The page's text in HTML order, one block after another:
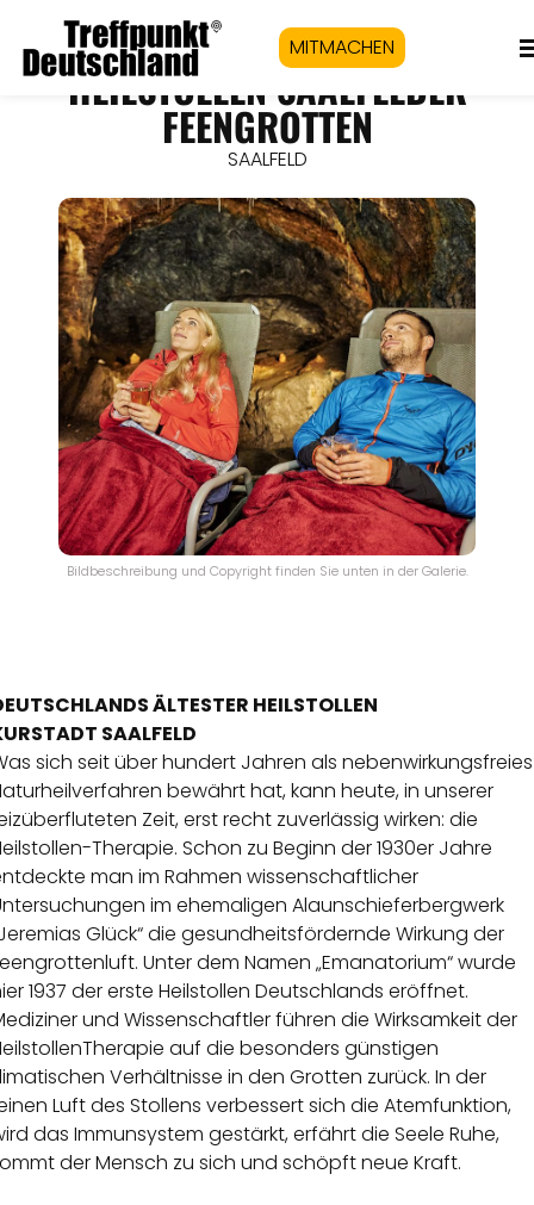
MITMACHEN
HEILSTOLLEN SAALFELDER
FEENGROTTEN
SAALFELD
Bildbeschreibung und Copyright finden Sie unten in der Galerie.
ÄLTESTER HEILSTOLLEN
SAALFELD
sich seit über hundert Jahren als nebenwirkungsfreies
bewährt hat, kann heute, in unserer
Zeit, erst recht zuverlässig wirken: die
Therapie. Schon zu Beginn der 1930er Jahre
man im Rahmen wissenschaftlicher
im ehemaligen Alaunschieferbergwerk
Glück“ die gesundheitsfördernde Wirkung der
Unter dem Namen „Emanatorium“ wurde
1937 der erste Heilstollen Deutschlands eröffnet.
und Wissenschaftler führen die Wirksamkeit der
auf die besonders günstigen
Verhältnisse in den Grotten zurück. In der
Luft des Stollens verbessert sich die Atemfunktion,
das Immunsystem gestärkt, erfährt die Seele Ruhe,
der Mensch zu sich und schöpft neue Kraft.